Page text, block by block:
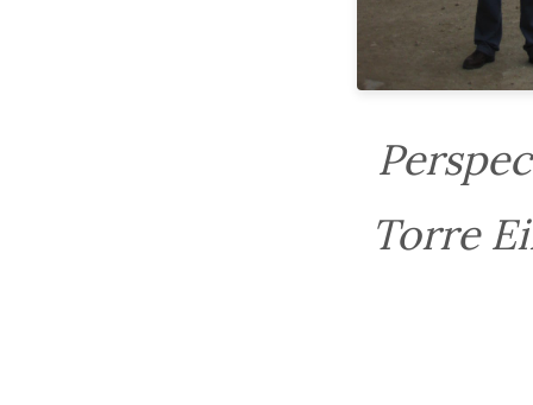
Torre